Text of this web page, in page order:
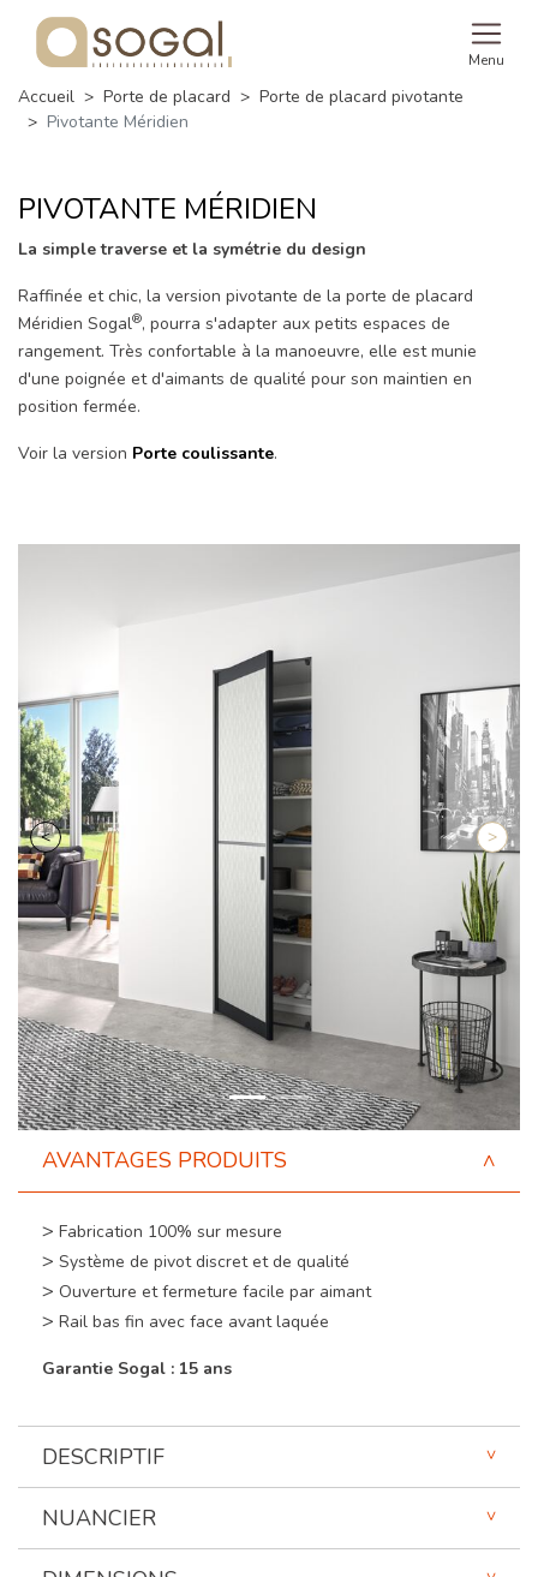
Menu
Accueil Porte de placard
Porte de placard pivotante
Pivotante Méridien
PIVOTANTE MÉRIDIEN
La simple traverse et la symétrie du design
Raffinée et chic, la version pivotante de la porte de placard
Méridien Sogal®, pourra s'adapter aux petits espaces de
rangement. Très confortable à la manoeuvre, elle est munie
d'une poignée et d'aimants de qualité pour son maintien en
position fermée.
Voir la version Porte coulissante.
Retour
AVANTAGES PRODUITS
Fabrication 100% sur mesure
Système de pivot discret et de qualité
Ouverture et fermeture facile par aimant
Rail bas fin avec face avant laquée
Garantie Sogal : 15 ans
DESCRIPTIF
NUANCIER